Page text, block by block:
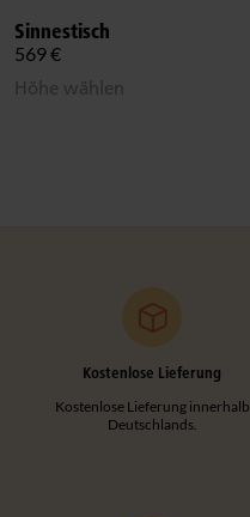
Sinnestisch
569 €
Höhe wählen
Kostenlose Lieferung
Kostenlose Lieferung innerhalb
Deutschlands.